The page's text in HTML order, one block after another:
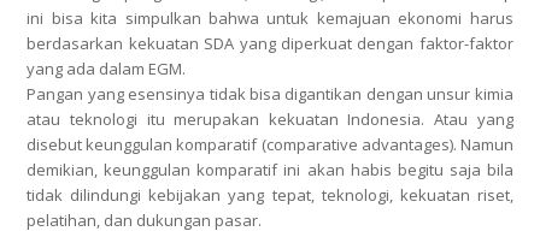
ini bisa kita simpulkan bahwa untuk kemajuan ekonomi harus
berdasarkan kekuatan SDA yang diperkuat dengan faktor-faktor
yang ada dalam EGM.
Pangan yang esensinya tidak bisa digantikan dengan unsur kimia
atau teknologi itu merupakan kekuatan Indonesia. Atau yang
disebut keunggulan komparatif (comparative advantages). Namun
demikian, keunggulan komparatif ini akan habis begitu saja bila
tidak dilindungi kebijakan yang tepat, teknologi, kekuatan riset,
pelatihan, dan dukungan pasar.